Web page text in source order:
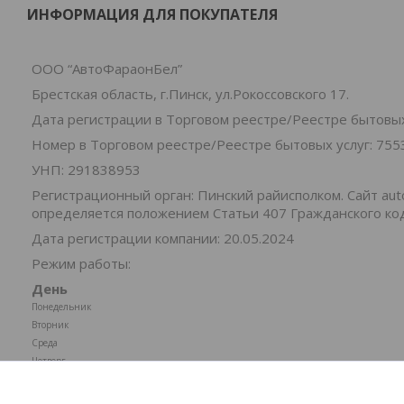
ИНФОРМАЦИЯ ДЛЯ ПОКУПАТЕЛЯ
ООО “АвтоФараонБел”
Брестская область, г.Пинск, ул.Рокоссовского 17.
Дата регистрации в Торговом реестре/Реестре
Номер в Торговом реестре/Реестре бытовых услуг:
УНП: 291838953
Регистрационный орган: Пинский райисполком. Cайт
определяется положением Статьи 407 Гражданского
Дата регистрации компании: 20.05.2024
Режим работы:
День
Понедельник
Вторник
Среда
Четверг